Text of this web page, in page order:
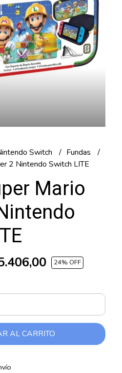
Switch
Fundas
2 Nintendo Switch LITE
Mario
24% OFF
AL CARRITO